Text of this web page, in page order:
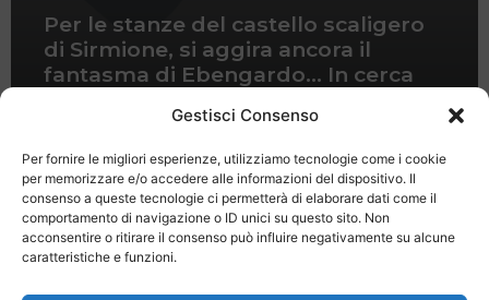
Gestisci Consenso
Per fornire le migliori esperienze, utilizziamo tecnologie come i cookie
per memorizzare e/o accedere alle informazioni del dispositivo. Il
consenso a queste tecnologie ci permetterà di elaborare dati come il
comportamento di navigazione o ID unici su questo sito. Non
acconsentire o ritirare il consenso può influire negativamente su alcune
caratteristiche e funzioni.
Per le stanze del castello scaligero
di Sirmione, si aggira ancora il
fantasma di Ebengardo… In cerca
Last Minute